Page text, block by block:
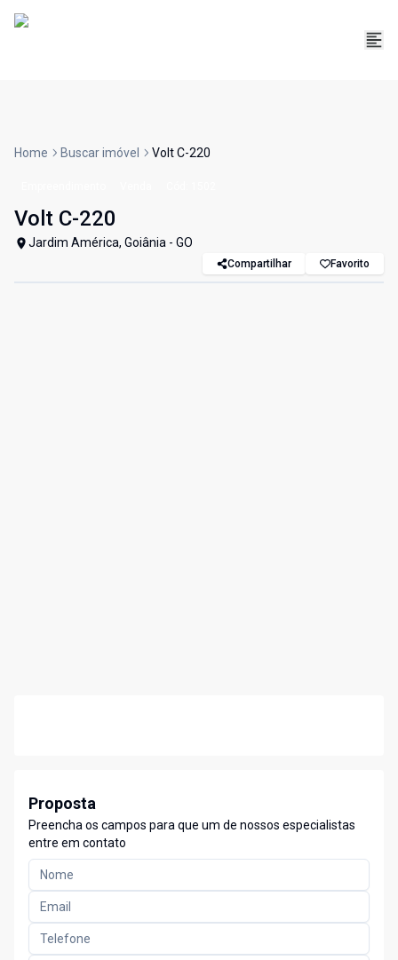
Home Buscar imóvel Volt C-220
Volt C-220
Jardim América, Goiânia - GO
Compartilhar Favorito
Proposta
Preencha os campos para que um de nossos especialistas
entre em contato